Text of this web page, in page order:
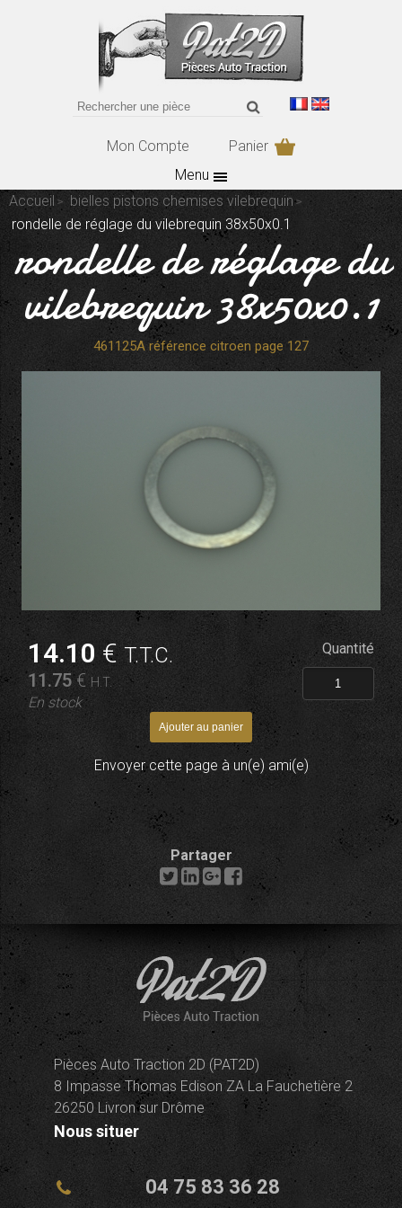
Mon Compte
Panier
Menu
Accueil
bielles pistons chemises vilebrequin
rondelle de réglage du vilebrequin 38x50x0.1
rondelle de réglage du
vilebrequin 38x50x0.1
461125A référence citroen page 127
14.10 €T.T.C.
11.75€ H.T.
En stock
Quantité
Envoyer cette page à un(e) ami(e)
Partager
Pièces Auto Traction 2D (PAT2D)
8 Impasse Thomas Edison ZA La Fauchetière 2
26250 Livron sur Drôme
Nous situer
04 75 83 36 28